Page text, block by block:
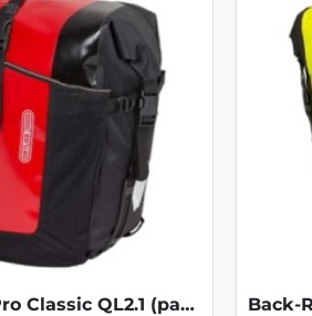
Back-Roller Pro Classic QL2.1 (paar)-Red